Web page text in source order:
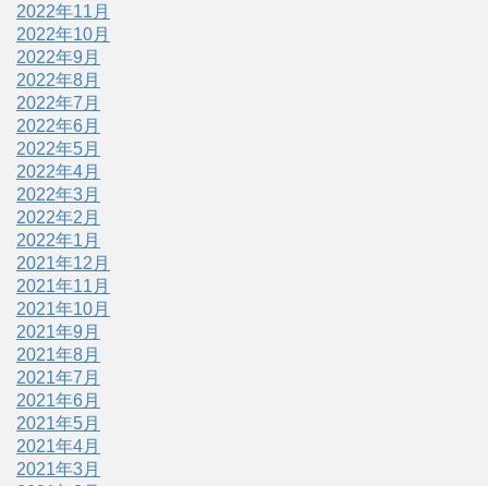
2022年11月
2022年10月
2022年9月
2022年8月
2022年7月
2022年6月
2022年5月
2022年4月
2022年3月
2022年2月
2022年1月
2021年12月
2021年11月
2021年10月
2021年9月
2021年8月
2021年7月
2021年6月
2021年5月
2021年4月
2021年3月